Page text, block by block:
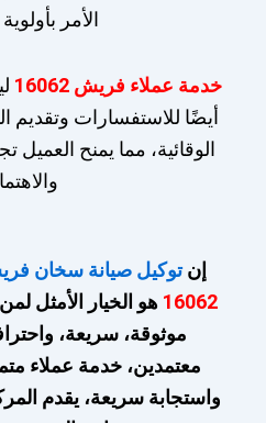
الأمر
خدمة عملاء فريش 16062
أيضًا للاستفسارات وتقديم
الوقائية، مما يمنح العميل
إنتوكيل صيانة سخان
16062 هو الخيار الأمثل
موثوقة، سريعة،
معتمدين، خدمة عملاء
واستجابة سريعة، يقدم